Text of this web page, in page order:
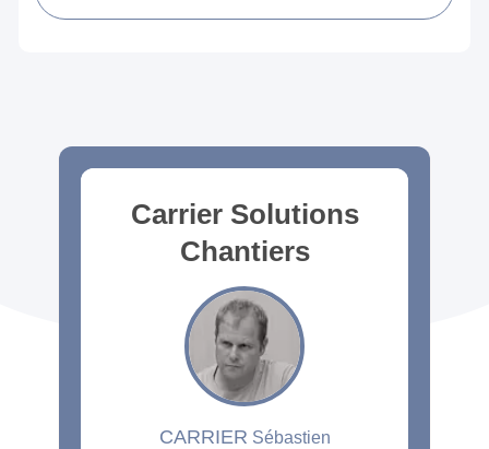
Carrier Solutions
Chantiers
CARRIER Sébastien